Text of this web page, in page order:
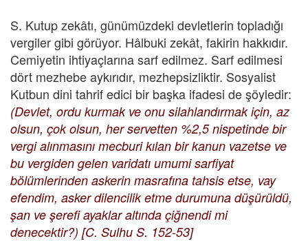
S. Kutup zekâtı, günümüzdeki devletlerin topladığı
vergiler gibi görüyor. Hâlbuki zekât, fakirin hakkıdır.
Cemiyetin ihtiyaçlarına sarf edilmez. Sarf edilmesi
dört mezhebe aykırıdır, mezhepsizliktir. Sosyalist
Kutbun dini tahrif edici bir başka ifadesi de şöyledir:
(Devlet, ordu kurmak ve onu silahlandırmak için, az
olsun, çok olsun, her servetten %2,5 nispetinde bir
vergi alınmasını mecburi kılan bir kanun vazetse ve
bu vergiden gelen varidatı umumi sarfiyat
bölümlerinden askerin masrafına tahsis etse, vay
efendim, asker dilencilik etme durumuna düşürüldü,
şan ve şerefi ayaklar altında çiğnendi mi
denecektir?) [C. Sulhu S. 152-53]